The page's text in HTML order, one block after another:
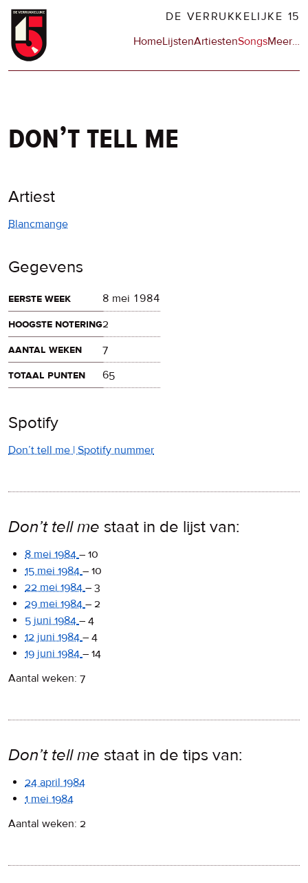
Overslaan
naar
DE VERRUKKELIJKE 15
Hoofdnavigatie
HomeLijstenArtiestenSongsMeerop
…
don’t tell me
Artiest
Blancmange
Gegevens
eerste week
8 mei 1984
hoogste notering2
aantal weken
7
totaal punten
65
Spotify
Don’t tell me | Spotify nummer
Don’t tell me staat in de lijst van:
8 mei 1984 – 10
15 mei 1984 – 10
22 mei 1984 – 3
29 mei 1984 – 2
5 juni 1984 – 4
12 juni 1984 – 4
19 juni 1984 – 14
Aantal weken: 7
Don’t tell me staat in de tips van:
24 april 1984
1 mei 1984
Aantal weken: 2